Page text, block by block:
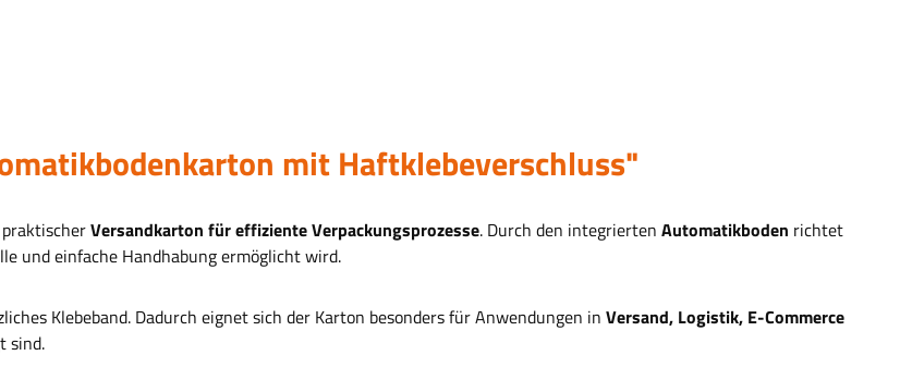
mit Haftklebeverschluss"
Versandkarton für effiziente Verpackungsprozesse. Durch den integrierten Automatikboden richtet
und einfache Handhabung ermöglicht wird.
Klebeband. Dadurch eignet sich der Karton besonders für Anwendungen in Versand, Logistik, E-Commerce
sind.